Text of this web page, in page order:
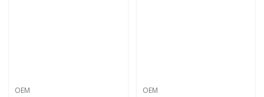
OEM OEM